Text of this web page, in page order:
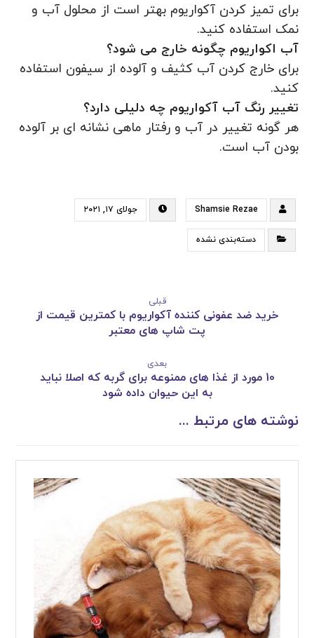
برای تمیز کردن آکواریوم بهتر است از محلول آب و
نمک استفاده کنید.
آب اکواریوم چگونه خارج می شود؟
برای خارج کردن آب کثیف و آلوده از سیفون استفاده
کنید.
تغییر رنگ آب آکواریوم چه دلیلی دارد؟
هر گونه تغییر در آب و رفتار ماهی نشانه ای بر آلوده
بودن آب است.
Shamsie Rezae جولای ۱۷, ۲۰۲۱
دسته‌بندی نشده
قبلی
خرید ضد عفونی کننده آکواریوم با کمترین قیمت از
پت شاپ های معتبر
بعدی
10 مورد از غذا های ممنوعه برای گربه که اصلا نباید
به این حیوان داده شود
نوشته های مرتبط ...